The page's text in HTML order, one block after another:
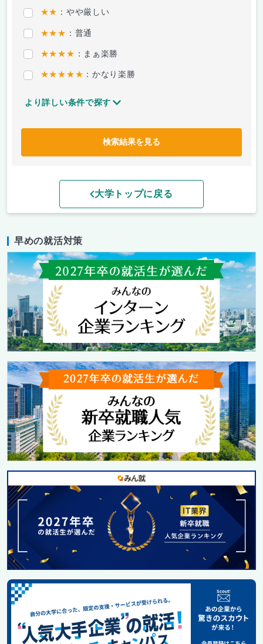
★★ ：やや厳しい
★★★ ：普通
★★★★ ：まぁ楽勝
★★★★★ ：かなり楽勝
より詳しい条件で探す
検索結果を見る
大学トップに戻る
早めの就活対策